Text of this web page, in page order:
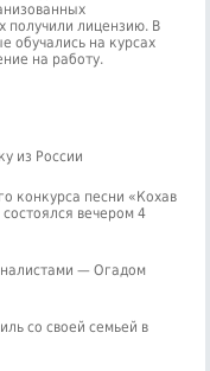
получили лицензию. В
обучались на курсах
на работу.
из России
конкурса песни «Кохав
вечером 4
— Огадом
со своей семьей в